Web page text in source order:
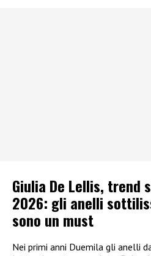
Giulia De Lellis, trend
2026: gli anelli
sono un must
Nei primi anni Duemila gli anelli